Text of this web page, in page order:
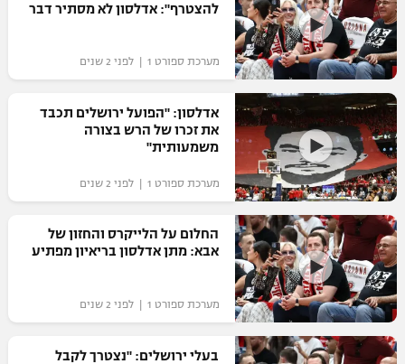
להצטרף": אדלסון לא מסתיר דבר
מערכת ספורט 1 | לפני 2 שנים
אדלסון: "הפועל ירושלים תכבד
את זכרו של הרש בצורה
משמעותית"
מערכת ספורט 1 | לפני 2 שנים
החלום על הלייקרס והחזון של
אבא: מתן אדלסון בריאיון מפתיע
מערכת ספורט 1 | לפני 2 שנים
בעלי ירושלים: "נצטרך לקבל